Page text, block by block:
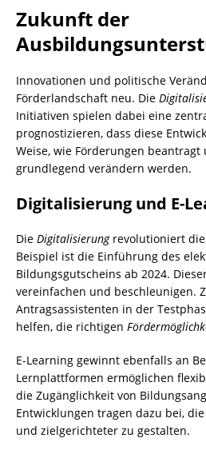
Zukunft der
Innovationen und politische
Förderlandschaft neu. Die
Initiativen spielen dabei eine
prognostizieren, dass diese
Weise, wie Förderungen
grundlegend verändern werden.
Digitalisierung und E-
Die Digitalisierungrevolutioniert die
Beispiel ist die Einführung des
Bildungsgutscheins ab 2024.
vereinfachen und beschleunigen.
Antragsassistenten in der
helfen, die richtigen
E-Learning gewinnt ebenfalls an
Lernplattformen ermöglichen
die Zugänglichkeit von
Entwicklungen tragen dazu bei,
und zielgerichteter zu gestalten.